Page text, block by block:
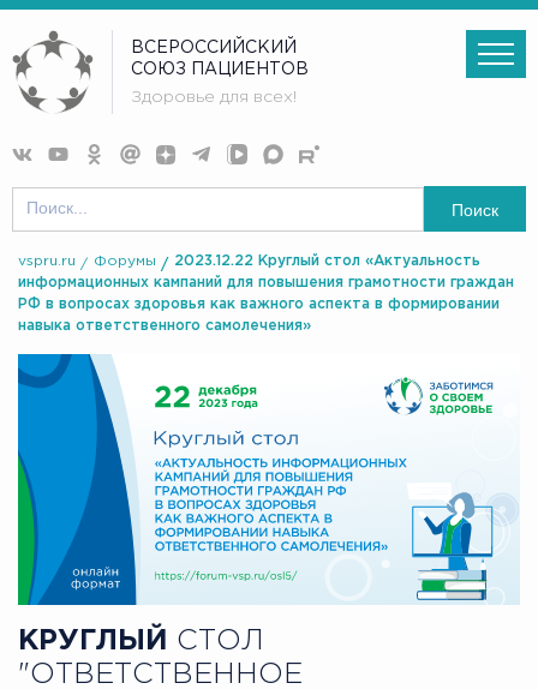
ВСЕРОССИЙСКИЙ
СОЮЗ ПАЦИЕНТОВ
Здоровье для всех!
Поиск
vspru.ru Форумы
2023.12.22 Круглый стол «Актуальность
информационных кампаний для повышения грамотности граждан
РФ в вопросах здоровья как важного аспекта в формировании
навыка ответственного самолечения»
КРУГЛЫЙ
СТОЛ
"ОТВЕТСТВЕННОЕ